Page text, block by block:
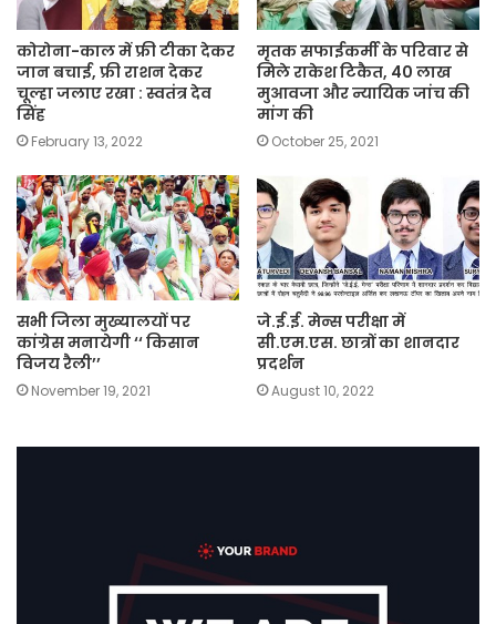
कोरोना-काल में फ्री टीका देकर
जान बचाई, फ्री राशन देकर
चूल्हा जलाए रखा : स्वतंत्र देव
सिंह
February 13, 2022
मृतक सफाईकर्मी के परिवार से
मिले राकेश टिकैत, 40 लाख
मुआवजा और न्यायिक जांच की
मांग की
October 25, 2021
सभी जिला मुख्यालयों पर
कांग्रेस मनायेगी ‘‘ किसान
विजय रैली’’
November 19, 2021
जे.ई.ई. मेन्स परीक्षा में
सी.एम.एस. छात्रों का शानदार
प्रदर्शन
August 10, 2022